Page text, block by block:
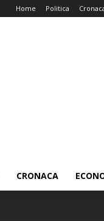
Home Politica
CRONACA